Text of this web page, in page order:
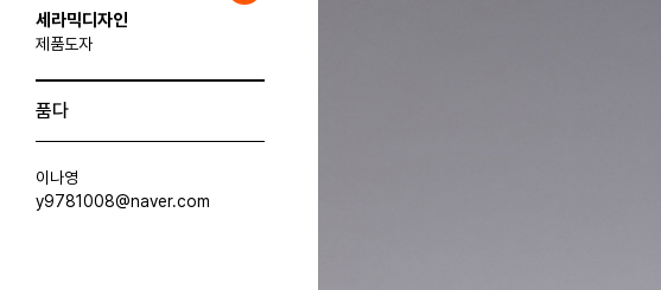
세라믹디자인
제품도자
품다
이나영
y9781008@naver.com